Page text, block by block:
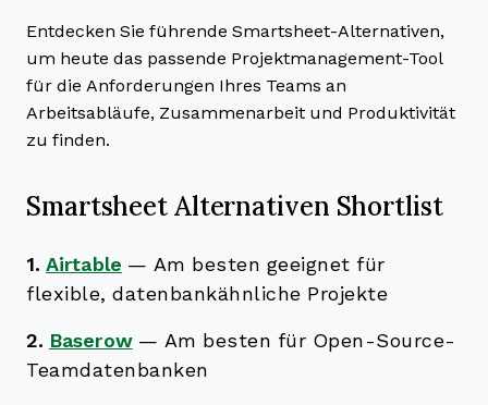
Entdecken Sie führende Smartsheet-Alternativen,
um heute das passende Projektmanagement-Tool
für die Anforderungen Ihres Teams an
Arbeitsabläufe, Zusammenarbeit und Produktivität
zu finden.
Smartsheet Alternativen Shortlist
1. Airtable — Am besten geeignet für
flexible, datenbankähnliche Projekte
2. Baserow — Am besten für Open-Source-
Teamdatenbanken